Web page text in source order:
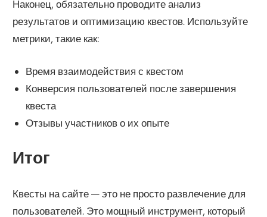
Наконец, обязательно проводите анализ
результатов и оптимизацию квестов. Используйте
метрики, такие как:
Время взаимодействия с квестом
Конверсия пользователей после завершения
квеста
Отзывы участников о их опыте
Итог
Квесты на сайте — это не просто развлечение для
пользователей. Это мощный инструмент, который